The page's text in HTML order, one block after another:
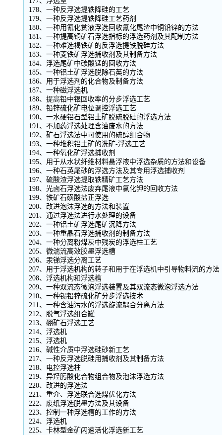
178、一种反浮选提铁降硅的工艺
179、一种反浮选提铁降硅工艺药剂
180、一种用氰化贫液浮选回收氰化尾渣中铜铅锌的方法
181、一种提高铜矿石浮选指标的浮选药剂及其配制方法
182、一种难选褐铁矿的反浮选提铁脱硅方法
183、一种菱铁矿浮选捕收剂及其制备方法
184、浮选尾矿中碳酸锰的回收方法
185、一种铝土矿浮选脱除石英的方法
186、用于浮选剂的化合物及制备方法
187、一种磁浮选机
188、提高铅中银回收率的分步浮选工艺
189、铅锌硫化矿电位调控浮选工艺
190、一水硬铝石型铝土矿脱硫脱硅的浮选方法
191、不加药浮选处理含油废水的方法
192、矿石浮选法中可使用的硫醇组合物
193、一种堆积铝土矿的洗矿-浮选工艺
194、一种氧化矿浮选捕收剂
195、用于从水状纤维材料悬浮液中浮选杂质的方法和设备
196、一种石英尾砂的浮选方法及其专用浮选捕收剂
197、硫酸渣浮选提取铁精矿工艺方法
198、光卤石浮选法废弃尾液中氯化钾的回收方法
199、铁矿石磺酸盐正浮选
200、改进泡沫浮选的方法和装置
201、通过浮选法进行水处理的设备
202、一种铝土矿浮选尾矿沉降方法
203、一种重晶石浮选捕收剂的制备方法
204、一种分离粉煤灰中残炭的浮选柱工艺
205、微湍流高效胶墨浮选槽
206、汞锑浮选分离工艺
207、用于浮选机构的转子和用于在浮选机中引导物料流的方法
208、浮选机构和浮选槽
209、一种双流态微泡浮选装置及其双流态微泡浮选方法
210、一种锡铅锌硫化矿分步浮选技术
211、一种含油污水的浮选旋流耦合分离方法
212、脱气浮选组合罐
213、硼矿石浮选工艺
214、浮选机
215、浮选机
216、碱性介质中浮选硅砂新工艺
217、一种反浮选脱硅用捕收剂及其制备方法
218、电控浮选柱
219、异羟肟酸化合物组合物及泡沫浮选方法
220、改进的浮选法
221、重介、浮选联合选煤优化方法
222、废纸浮选脱墨方法及其设备
223、控制一种浮选槽的工作的方法
224、浮选机
225、卡林型金矿闪速活化浮选新工艺